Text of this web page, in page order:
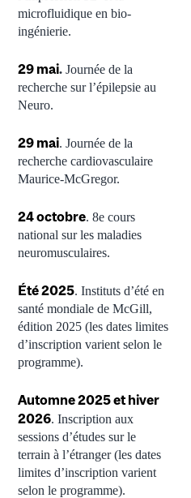
microfluidique en bio-
ingénierie.
29 mai. Journée de la
recherche sur l’épilepsie au
Neuro.
29 mai. Journée de la
recherche cardiovasculaire
Maurice-McGregor.
24 octobre. 8e cours
national sur les maladies
neuromusculaires.
Été 2025. Instituts d’été en
santé mondiale de McGill,
édition 2025 (les dates limites
d’inscription varient selon le
programme).
Automne 2025 et hiver
2026. Inscription aux
sessions d’études sur le
terrain à l’étranger (les dates
limites d’inscription varient
selon le programme).